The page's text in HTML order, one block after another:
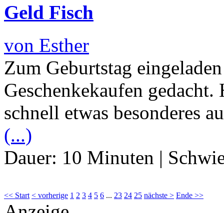
Geld Fisch
von Esther
Zum Geburtstag
Geschenkekaufen
schnell etwas besonderes
(...)
Dauer: 10 Minuten |
<< Start < vorherige 1 2 3 4 5 6 ... 23 24 25 nächste > Ende >>